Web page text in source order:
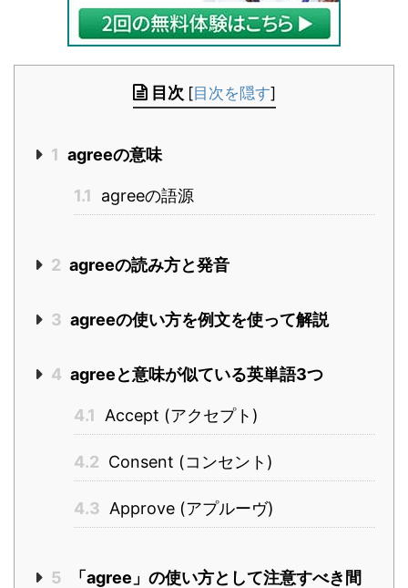
目次 [目次を隠す]
1 agreeの意味
1.1 agreeの語源
2 agreeの読み方と発音
3 agreeの使い方を例文を使って解説
4 agreeと意味が似ている英単語3つ
4.1 Accept (アクセプト)
4.2 Consent (コンセント)
4.3 Approve (アプルーヴ)
5
「agree」の使い方として注意すべき間